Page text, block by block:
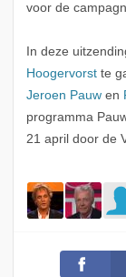
voor de
In deze
Hoogervorstte
Jeroen Pauwen
programma
21 april door de